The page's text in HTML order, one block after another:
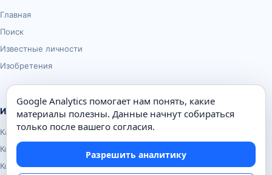
Главная
Поиск
Известные личности
Изобретения
Информация
Карта сайта
Контакты
Конфиденциальность
Google Analytics помогает нам понять, какие
материалы полезны. Данные начнут собираться
только после вашего согласия.
Разрешить аналитику